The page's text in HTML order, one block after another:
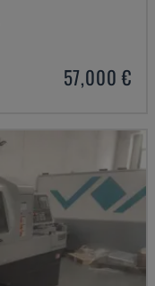
57,000 €